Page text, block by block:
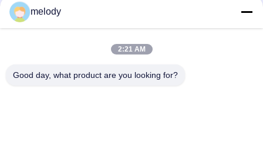
melody
2:21 AM
Good day, what product are you looking for?